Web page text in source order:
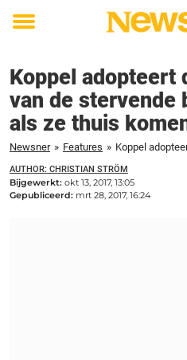
Toggle
Koppel adopteert
van de stervende
als ze thuis
Newsner » Features »
AUTHOR: CHRISTIAN STRÖM
Bijgewerkt: okt 13, 2017, 13:05
Gepubliceerd: mrt 28, 2017, 16:24